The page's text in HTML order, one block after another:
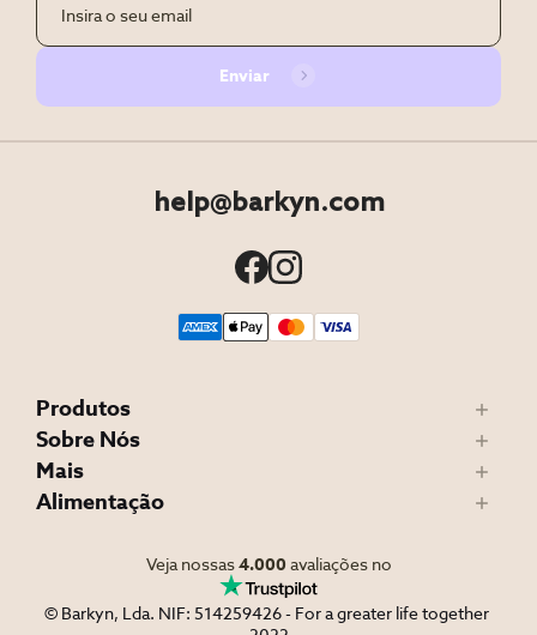
Enviar
help@barkyn.com
Produtos
Sobre Nós
Mais
Alimentação
Veja nossas 4.000 avaliações no
© Barkyn, Lda. NIF: 514259426 - For a greater life together